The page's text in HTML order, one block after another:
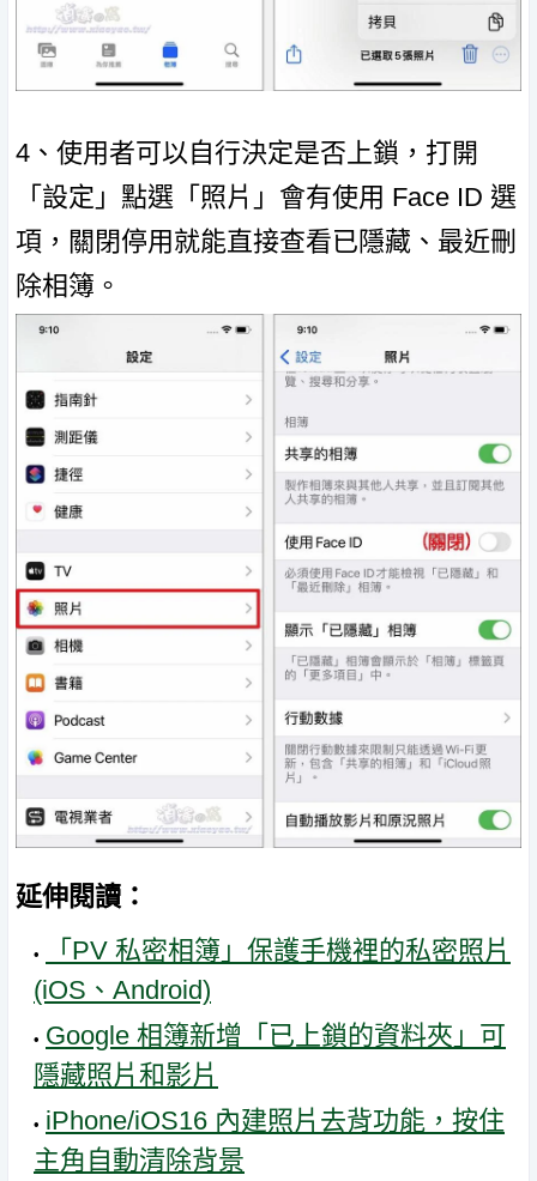
4、使用者可以自行決定是否上鎖，打開
「設定」點選「照片」會有使用 Face ID 選
項，關閉停用就能直接查看已隱藏、最近刪
除相簿。
延伸閱讀：
「PV 私密相簿」保護手機裡的私密照片
(iOS、Android)
Google 相簿新增「已上鎖的資料夾」可
隱藏照片和影片
iPhone/iOS16 內建照片去背功能，按住
主角自動清除背景